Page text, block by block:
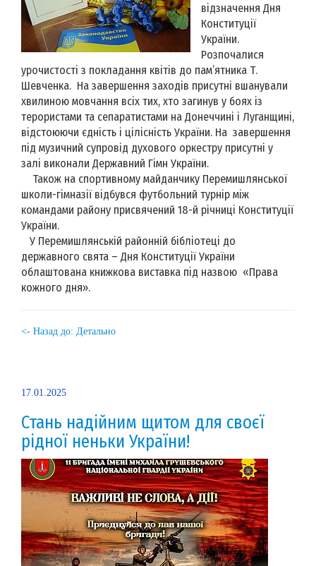
відзначення Дня
Конституції
України.
Розпочалися
урочистості з покладання квітів до пам’ятника Т.
Шевченка. На завершення заходів присутні вшанували
хвилиною мовчання всіх тих, хто загинув у боях із
терористами та сепаратистами на Донеччині і Луганщині,
відстоюючи єдність і цілісність України. На завершення
під музичний супровід духового оркестру присутні у
залі виконали Державний Гімн України.
Також на спортивному майданчику Перемишлянської
школи-гімназії відбувся футбольний турнір між
командами району присвячений 18-й річниці Конституції
України.
У Перемишлянській районній бібліотеці до
державного свята – Дня Конституції України
облаштована книжкова виставка під назвою «Права
кожного дня».
<- Назад до: Детально
17.01.2025
Стань надійним щитом для своєї
рідної неньки України!